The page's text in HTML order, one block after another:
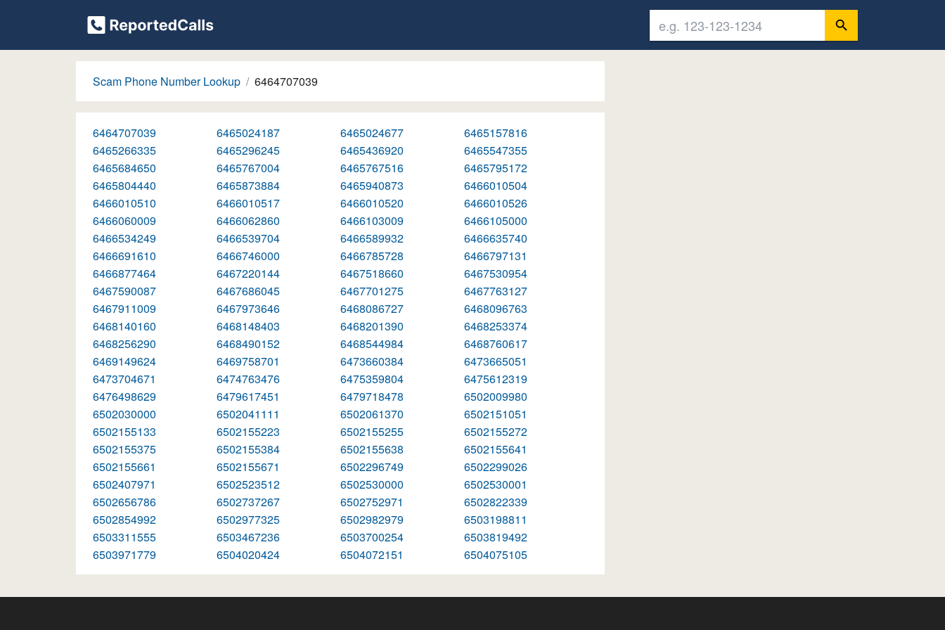
Scam Phone Number Lookup 6464707039
6464707039 6465024187 6465024677
6465157816
6465266335
6465296245 6465436920
6465547355
6465684650
6465767004 6465767516
6465795172
6465804440
6465873884 6465940873
6466010504
6466010510
6466010517 6466010520
6466010526
6466060009
6466062860 6466103009
6466105000
6466534249
6466539704 6466589932
6466635740
6466691610
6466746000 6466785728
6466797131
6466877464
6467220144 6467518660
6467530954
6467590087
6467686045 6467701275
6467763127
6467911009
6467973646 6468086727
6468096763
6468140160
6468148403 6468201390
6468253374
6468256290
6468490152 6468544984
6468760617
6469149624
6469758701 6473660384
6473665051
6473704671
6474763476 6475359804
6475612319
6476498629
6479617451 6479718478
6502009980
6502030000
6502041111 6502061370
6502151051
6502155133
6502155223 6502155255
6502155272
6502155375
6502155384 6502155638
6502155641
6502155661
6502155671 6502296749
6502299026
6502407971
6502523512 6502530000
6502530001
6502656786
6502737267 6502752971
6502822339
6502854992
6502977325 6502982979
6503198811
6503311555
6503467236 6503700254
6503819492
6503971779
6504020424 6504072151 6504075105